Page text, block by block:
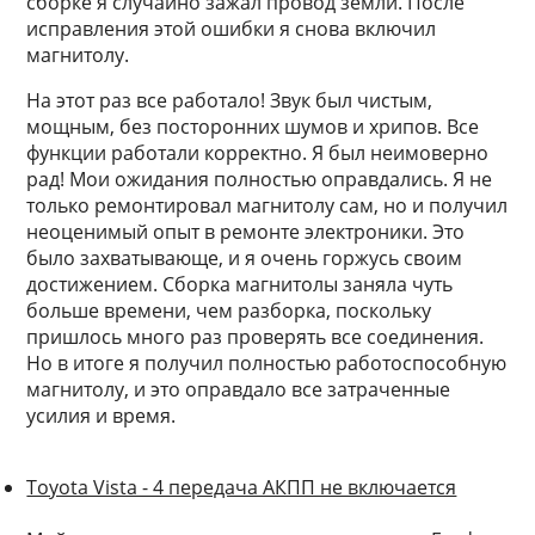
исправления этой ошибки я снова включил
магнитолу.
На этот раз все работало! Звук был чистым,
мощным, без посторонних шумов и хрипов. Все
функции работали корректно. Я был неимоверно
рад! Мои ожидания полностью оправдались. Я не
только ремонтировал магнитолу сам, но и получил
неоценимый опыт в ремонте электроники. Это
было захватывающе, и я очень горжусь своим
достижением. Сборка магнитолы заняла чуть
больше времени, чем разборка, поскольку
пришлось много раз проверять все соединения.
Но в итоге я получил полностью работоспособную
магнитолу, и это оправдало все затраченные
усилия и время.
Toyota Vista - 4 передача АКПП не включается